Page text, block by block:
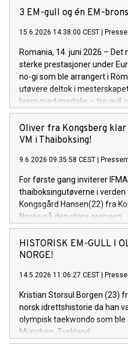
3 EM-gull og én EM-
15.6.2026 14:38:00 CEST |
Romania, 14. juni 2026 –
sterke prestasjoner under
no-gi som ble arrangert i
utøvere deltok i
hjem med medalje – tre gull
Oliver fra Kongsberg
VM i Thaiboksing!
9.6.2026 09:35:58 CEST |
For første gang inviterer
thaiboksingutøverne i verden
Kongsgård Hansen(22) fra
Norge på den store arenaen.
HISTORISK EM-GULL I
NORGE!
14.5.2026 11:06:27 CEST |
Kristian Storsul Borgen (23)
norsk idrettshistorie da han
olympisk taekwondo som
München, Tyskland.